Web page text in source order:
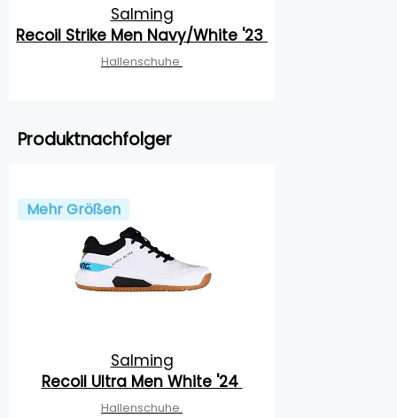
Salming
Recoil Strike Men Navy/White '23
Hallenschuhe
Produktnachfolger
Mehr Größen
Salming
Recoil Ultra Men White '24
Hallenschuhe